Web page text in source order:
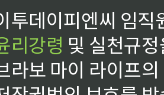
투데이피엔씨 임
리강령 및 실천규
라보 마이 라이프